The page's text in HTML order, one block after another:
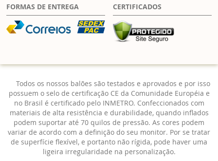
FORMAS DE ENTREGA CERTIFICADOS
Todos os nossos balões são testados e aprovados e por isso
possuem o selo de certificação CE da Comunidade Européia e
no Brasil é certificado pelo INMETRO. Confeccionados com
materiais de alta resistência e durabilidade, quando inflados
podem suportar até 70 quilos de pressão. As cores podem
variar de acordo com a definição do seu monitor. Por se tratar
de superfície flexível, e portanto não rígida, pode haver uma
ligeira irregularidade na personalização.